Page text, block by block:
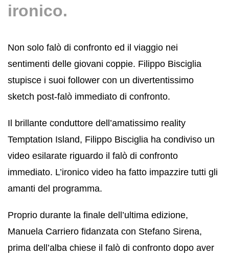
ironico.
Non solo falò di confronto ed il viaggio nei
sentimenti delle giovani coppie. Filippo Bisciglia
stupisce i suoi follower con un divertentissimo
sketch post-falò immediato di confronto.
Il brillante conduttore dell’amatissimo reality
Temptation Island, Filippo Bisciglia ha condiviso un
video esilarate riguardo il falò di confronto
immediato. L’ironico video ha fatto impazzire tutti gli
amanti del programma.
Proprio durante la finale dell’ultima edizione,
Manuela Carriero fidanzata con Stefano Sirena,
prima dell’alba chiese il falò di confronto dopo aver